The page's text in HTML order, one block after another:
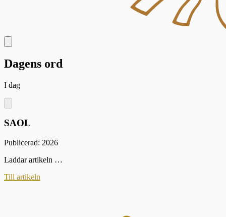
Dagens ord
I dag
SAOL
Publicerad: 2026
Laddar artikeln …
Till artikeln